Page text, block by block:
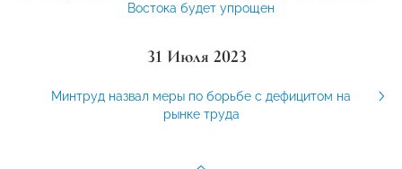
Востока будет упрощен
31 Июля 2023
Минтруд назвал меры по борьбе с дефицитом на
рынке труда